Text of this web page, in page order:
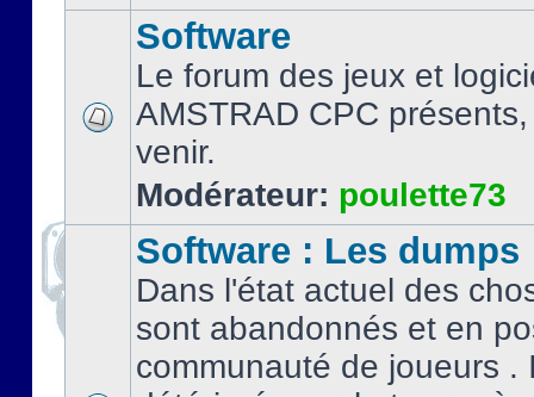
Software
Le forum des jeux et
AMSTRAD CPC
venir.
Modérateur: poulette73
Software : Les dumps
Dans l'état actuel des
sont abandonnés et en
communauté de joueurs .